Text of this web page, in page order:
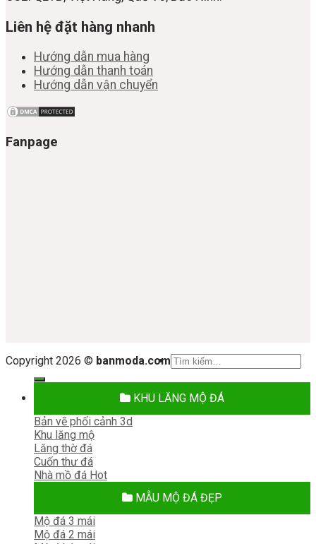
Liên hệ đặt hàng nhanh
Hướng dẫn mua hàng
Hướng dẫn thanh toán
Hướng dẫn vận chuyển
Fanpage
Copyright 2026 © banmoda.com Tìm
KHU LĂNG MỘ ĐÁ
Bản vẽ phối cảnh 3d
Khu lăng mộ
Lăng thờ đá
Cuốn thư đá
Nhà mồ đá
MẪU MỘ ĐÁ ĐẸP
Mộ đá 3 mái
Mộ đá 2 mái